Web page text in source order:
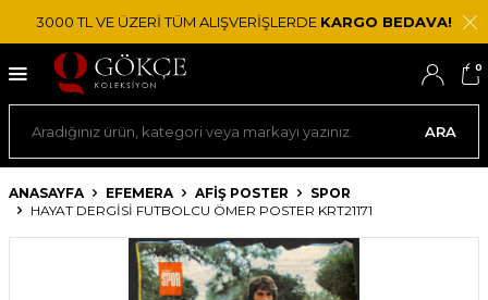
3000 TL VE ÜZERİ TÜM ALIŞVERİŞLERDE KARGO BEDAVA!
ARA
0
ANASAYFA EFEMERA AFIŞ POSTER
SPOR
HAYAT DERGISI FUTBOLCU ÖMER POSTER KRT21171